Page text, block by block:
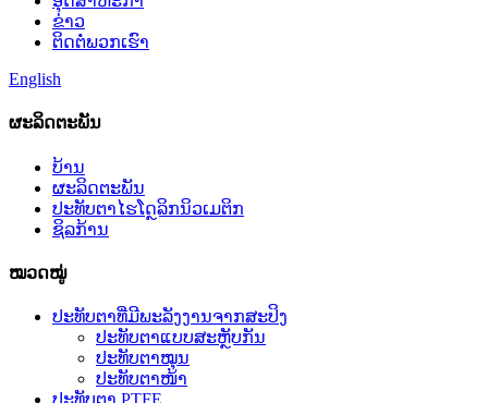
ຂ່າວ
ຕິດຕໍ່ພວກເຮົາ
English
ຜະລິດຕະພັນ
ບ້ານ
ຜະລິດຕະພັນ
ປະທັບຕາໄຮໂດຼລິກນິວເມຕິກ
ຊິລກ້ານ
ໝວດໝູ່
ປະທັບຕາທີ່ມີພະລັງງານຈາກສະປິງ
ປະທັບຕາແບບສະຫຼັບກັນ
ປະທັບຕາໝຸນ
ປະທັບຕາໜ້າ
ປະທັບຕາ PTFE